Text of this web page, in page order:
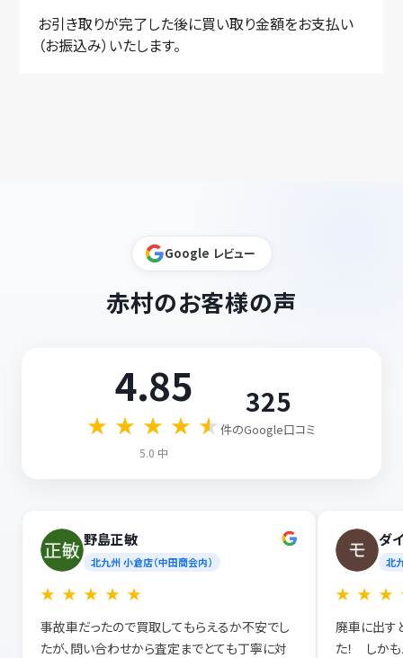
お引き取りが完了した後に買い取り金額をお支払い
（お振込み）いたします。
Google レビュー
赤村のお客様の声
4.85
★ ★ ★ ★ ★
5.0 中
325
件のGoogle口コミ
野島正敏
北九州 小倉店（中田商会内）
★ ★ ★ ★ ★
事故車だったので買取してもらえるか不安でし
たが、問い合わせから査定までとても丁寧に対
ダ
北
★ ★ ★
廃車に出す
た！ しか